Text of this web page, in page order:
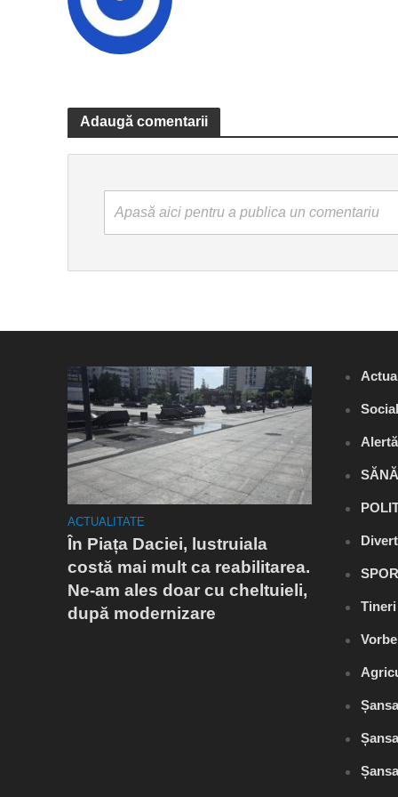
Adaugă comentarii
Apasă aici pentru a publica un comentariu
ACTUALITATE
În Piața Daciei, lustruiala
costă mai mult ca reabilitarea.
Ne-am ales doar cu cheltuieli,
după modernizare
Atenție
Social